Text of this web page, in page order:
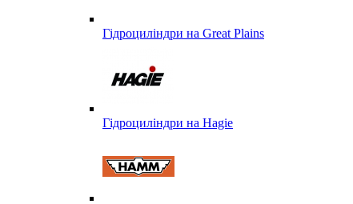
Гідроциліндри на Great Plains
Гідроциліндри на Hagie